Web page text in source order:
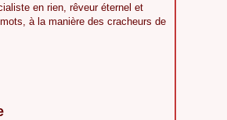
en rien, rêveur éternel et
à la manière des cracheurs de